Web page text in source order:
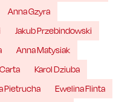
Anna Gzyra
Jakub Przebindowski
Anna Matysiak
Karol Dziuba
Pietrucha
Ewelina Flinta